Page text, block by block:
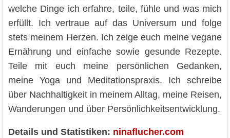
welche Dinge ich erfahre, teile, fühle und was mich
erfüllt. Ich vertraue auf das Universum und folge
stets meinem Herzen. Ich zeige euch meine vegane
Ernährung und einfache sowie gesunde Rezepte.
Teile mit euch meine persönlichen Gedanken,
meine Yoga und Meditationspraxis. Ich schreibe
über Nachhaltigkeit in meinem Alltag, meine Reisen,
Wanderungen und über Persönlichkeitsentwicklung.
Details und Statistiken: ninaflucher.com